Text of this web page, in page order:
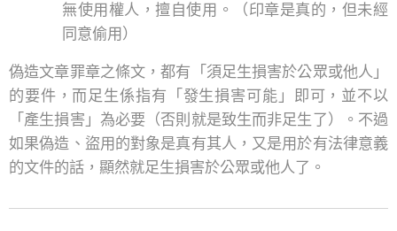
無使用權人，擅自使用。（印章是真的，但未經
同意偷用）
偽造文章罪章之條文，都有「須足生損害於公眾或他人」
的要件，而足生係指有「發生損害可能」即可，並不以
「產生損害」為必要（否則就是致生而非足生了）。不過
如果偽造、盜用的對象是真有其人，又是用於有法律意義
的文件的話，顯然就足生損害於公眾或他人了。